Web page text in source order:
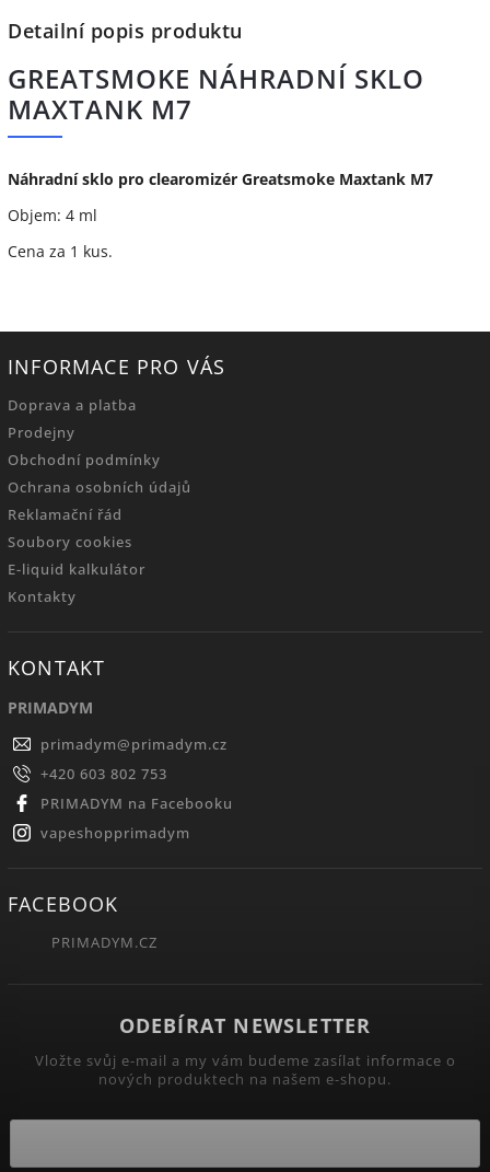
Detailní popis produktu
GREATSMOKE NÁHRADNÍ SKLO
MAXTANK M7
Náhradní sklo pro clearomizér Greatsmoke Maxtank M7
Objem: 4 ml
Cena za 1 kus.
INFORMACE PRO VÁS
Doprava a platba
Prodejny
Obchodní podmínky
Ochrana osobních údajů
Reklamační řád
Soubory cookies
E-liquid kalkulátor
Kontakty
KONTAKT
PRIMADYM
primadym@primadym.cz
+420 603 802 753
PRIMADYM na Facebooku
vapeshopprimadym
FACEBOOK
PRIMADYM.CZ
ODEBÍRAT NEWSLETTER
Vložte svůj e-mail a my vám budeme zasílat informace o
nových produktech na našem e-shopu.